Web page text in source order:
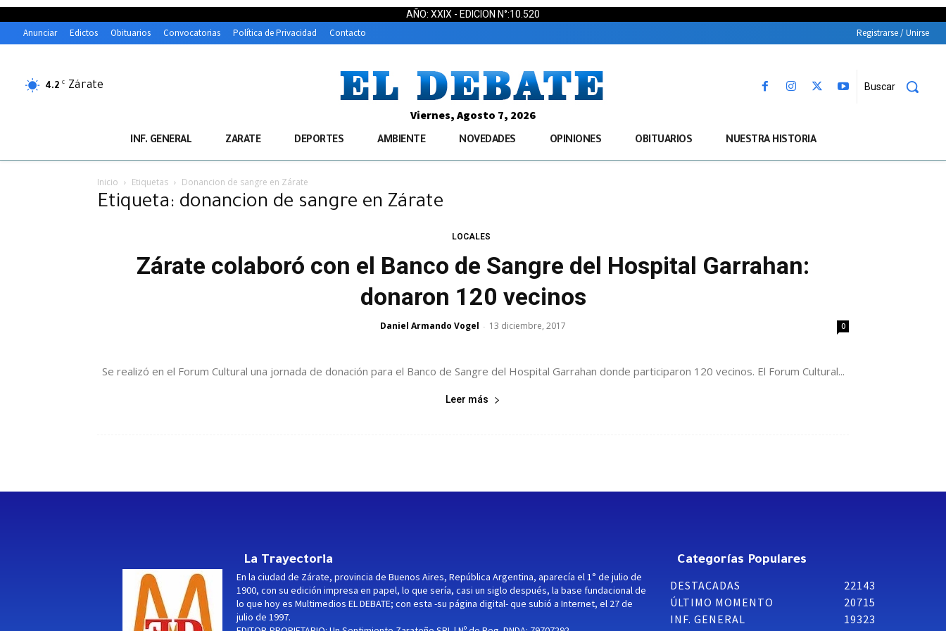
AÑO: XXIX - EDICION N°:10.520
Anunciar Edictos Obituarios Convocatorias Política de Privacidad Contacto Registrarse / Unirse
4.2 C Zárate Buscar
Viernes, Agosto 7, 2026
INF. GENERAL ZARATE DEPORTES AMBIENTE NOVEDADES OPINIONES OBITUARIOS NUESTRA HISTORIA
Inicio Etiquetas Donancion de sangre en Zárate
Etiqueta: donancion de sangre en Zárate
LOCALES
Zárate colaboró con el Banco de Sangre del Hospital Garrahan:
donaron 120 vecinos
Daniel Armando Vogel - 13 diciembre, 2017 0
Se realizó en el Forum Cultural una jornada de donación para el Banco de Sangre del Hospital Garrahan donde participaron 120 vecinos. El Forum Cultural...
Leer más
La Trayectoria
En la ciudad de Zárate, provincia de Buenos Aires, República Argentina, aparecía el 1° de julio de
1900, con su edición impresa en papel, lo que sería, casi un siglo después, la base fundacional de
lo que hoy es Multimedios EL DEBATE; con esta -su página digital- que subió a Internet, el 27 de
julio de 1997.
Categorías Populares
DESTACADAS
22143
ÚLTIMO MOMENTO
20715
INF. GENERAL
19323